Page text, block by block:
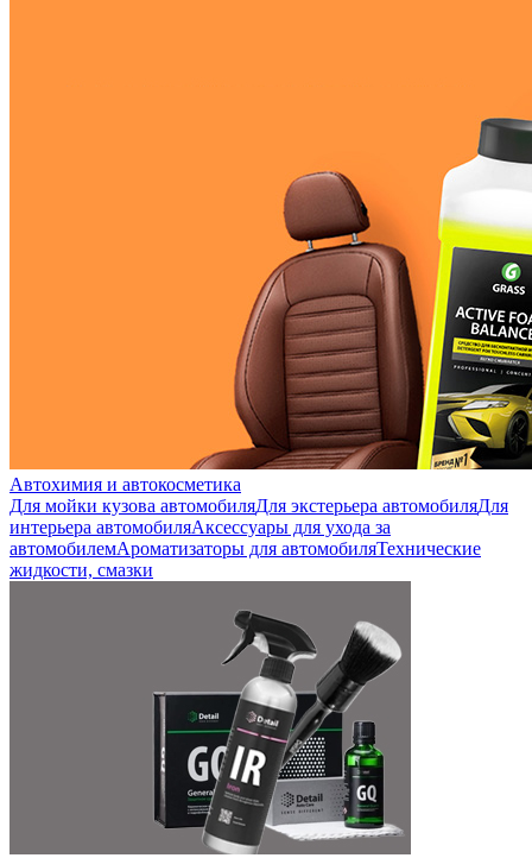
Автохимия и автокосметика
Для мойки кузова автомобиляДля экстерьера автомобиляДля
интерьера автомобиляАксессуары для ухода за
автомобилемАроматизаторы для автомобиляТехнические
жидкости, смазки